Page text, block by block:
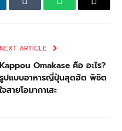
TumblrWhatsApp
Email
NEXT ARTICLE
Kappou Omakase คือ อะไร?
รูปแบบอาหารญี่ปุ่นสุดฮิต พิชิต
ใจสายโอมากาเสะ